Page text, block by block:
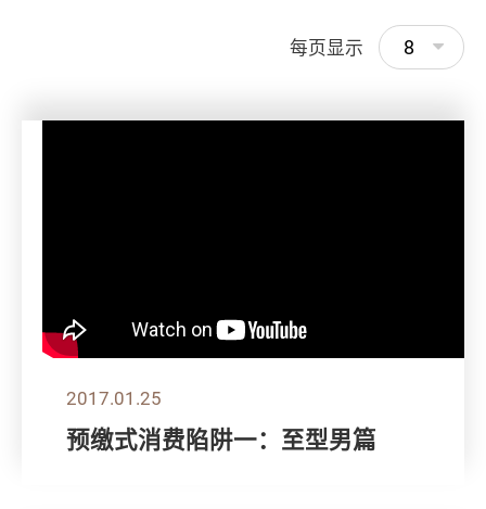
每页显示 8
2017.01.25
预缴式消费陷阱一：至型男篇